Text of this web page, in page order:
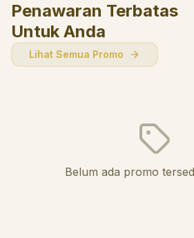
Penawaran Terbatas
Untuk Anda
Lihat Semua Promo
Belum ada promo